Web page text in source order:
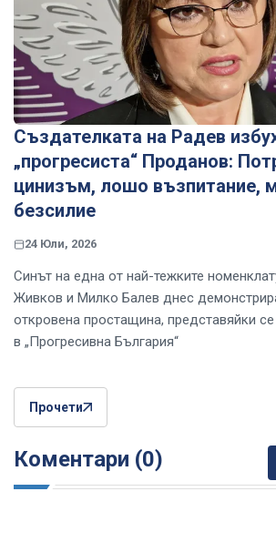
Създателката на Радев
„прогресиста“ Проданов:
цинизъм, лошо възпитание,
безсилие
24 Юли, 2026
Синът на една от най-тежките
Живков и Милко Балев днес
откровена простащина, представяйки
в „Прогресивна България“
Прочети
Коментари (0)